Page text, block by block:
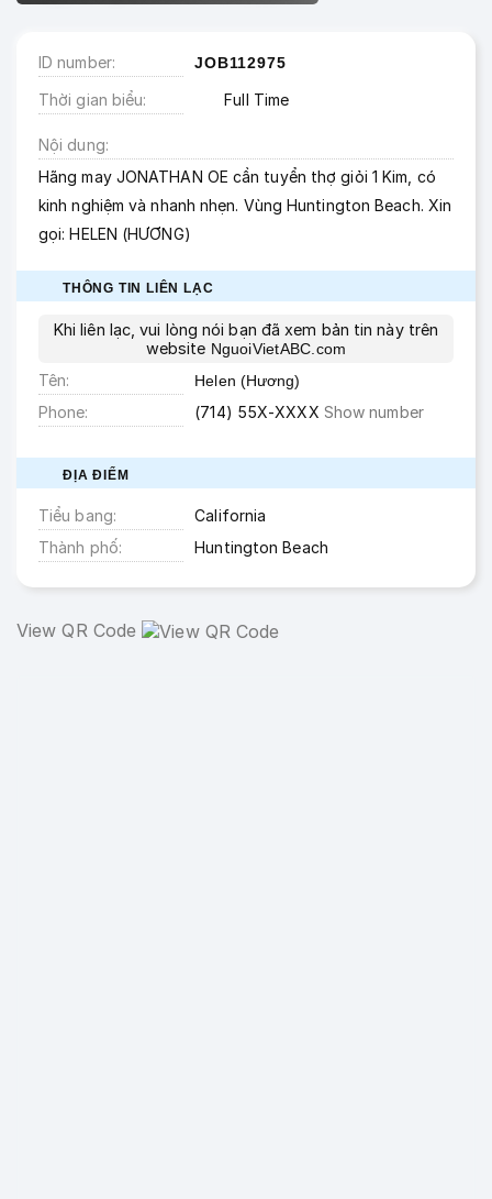
ID number JOB112975
Thời gian biểu Full Time
Nội dung
Hãng may JONATHAN OE cần tuyển thợ giỏi 1 Kim, có
kinh nghiệm và nhanh nhẹn. Vùng Huntington Beach. Xin
gọi: HELEN (HƯƠNG)
THÔNG TIN LIÊN LẠC
Khi liên lạc, vui lòng nói bạn đã xem bản tin này trên
website NguoiVietABC.com
Tên Helen (Hương)
Phone (714) 55X-XXXX Show number
ĐỊA ĐIỂM
Tiểu bang
California
Thành phố
Huntington Beach
View QR Code